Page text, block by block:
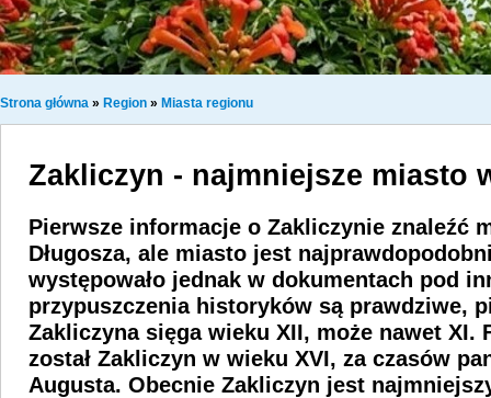
Strona główna » Region » Miasta regionu
Zakliczyn - najmniejsze miasto
Pierwsze informacje o Zakliczynie znaleźć
Długosza, ale miasto jest
występowało jednak w dokumentach pod
przypuszczenia historyków są prawdziwe,
Zakliczyna sięga wieku XII, może nawet XI.
został Zakliczyn w wieku XVI, za czasów
Augusta. Obecnie Zakliczyn jest